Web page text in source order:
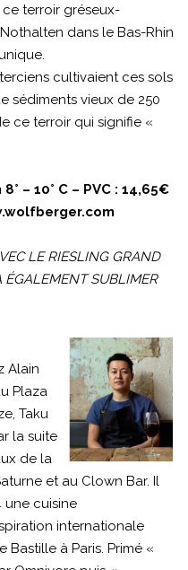
terroir gréseux-
dans le Bas-Rhin
cultivaient ces sols
sédiments vieux de 250
ce terroir qui signifie «
– 10° C – PVC : 14,65€
LE RIESLING GRAND
ÉGALEMENT SUBLIMER
Alain
Plaza
Taku
la suite
de la
et au Clown Bar. Il
une cuisine
internationale
à Paris. Primé «